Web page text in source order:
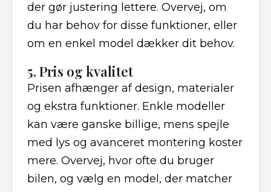
der gør justering lettere. Overvej, om
du har behov for disse funktioner, eller
om en enkel model dækker dit behov.
5. Pris og kvalitet
Prisen afhænger af design, materialer
og ekstra funktioner. Enkle modeller
kan være ganske billige, mens spejle
med lys og avanceret montering koster
mere. Overvej, hvor ofte du bruger
bilen, og vælg en model, der matcher